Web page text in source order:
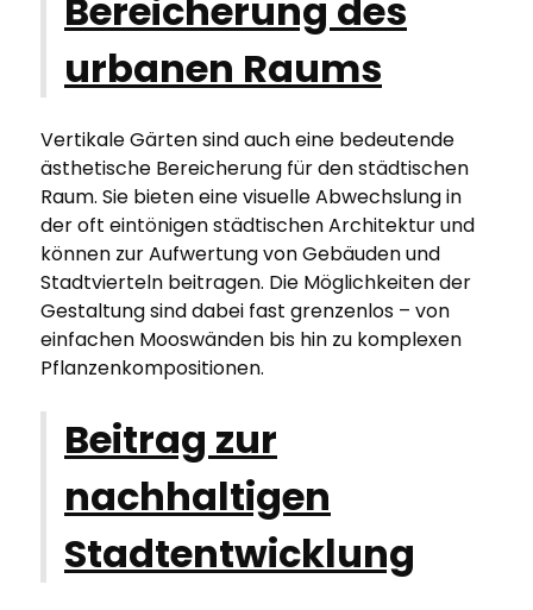
Bereicherung des
urbanen Raums
Vertikale Gärten sind auch eine bedeutende
ästhetische Bereicherung für den städtischen
Raum. Sie bieten eine visuelle Abwechslung in
der oft eintönigen städtischen Architektur und
können zur Aufwertung von Gebäuden und
Stadtvierteln beitragen. Die Möglichkeiten der
Gestaltung sind dabei fast grenzenlos – von
einfachen Mooswänden bis hin zu komplexen
Pflanzenkompositionen.
Beitrag zur
nachhaltigen
Stadtentwicklung